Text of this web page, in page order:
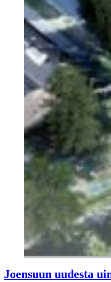
Joensuun uudesta